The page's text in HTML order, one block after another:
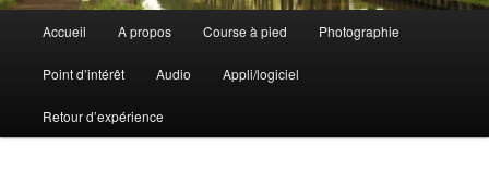
principal
Accueil A propos Course à pied Photographie
Point d’intérêt Audio Appli/logiciel
Retour d’expérience